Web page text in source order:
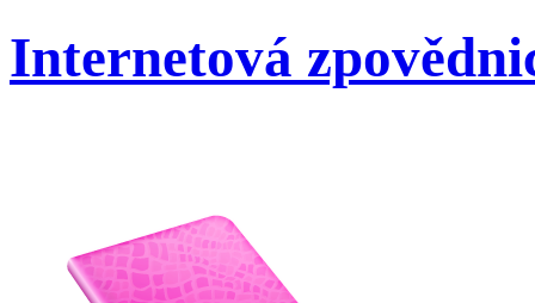
Internetová